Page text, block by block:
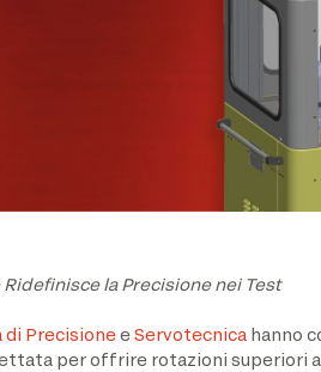
Ridefinisce la Precisione nei Test
di PrecisioneeServotecnicahanno
per offrire rotazioni superiori